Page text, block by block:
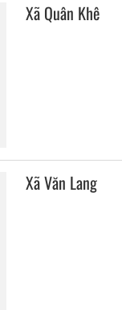
Xã Quân Khê
Xã Văn Lang